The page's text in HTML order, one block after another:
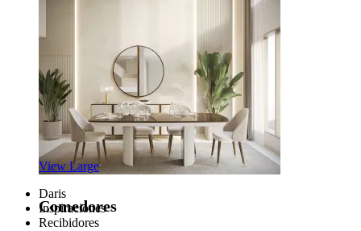
Comedores
View Large
Daris
Inspiraciones
Recibidores